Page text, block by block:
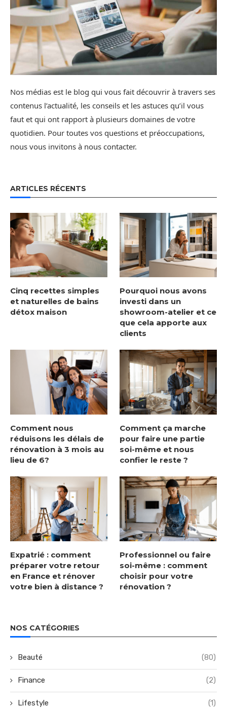
Nos médias est le blog qui vous fait découvrir à travers ses
contenus l’actualité, les conseils et les astuces qu’il vous
faut et qui ont rapport à plusieurs domaines de votre
quotidien. Pour toutes vos questions et préoccupations,
nous vous invitons à nous contacter.
ARTICLES RÉCENTS
Cinq recettes simples
et naturelles de bains
détox maison
Pourquoi nous avons
investi dans un
showroom-atelier et ce
que cela apporte aux
clients
Comment nous
réduisons les délais de
rénovation à 3 mois au
lieu de 6?
Comment ça marche
pour faire une partie
soi-même et nous
confier le reste ?
Expatrié : comment
préparer votre retour
en France et rénover
votre bien à distance ?
Professionnel ou faire
soi-même : comment
choisir pour votre
rénovation ?
NOS CATÉGORIES
Beauté (80)
Finance (2)
Lifestyle (1)